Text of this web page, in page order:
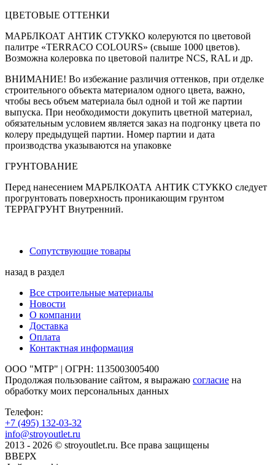
ЦВЕТОВЫЕ ОТТЕНКИ
МАРБЛКОАТ АНТИК СТУККО колеруются по цветовой
палитре «TERRACO COLOURS» (свыше 1000 цветов).
Возможна колеровка по цветовой палитре NCS, RAL и др.
ВНИМАНИЕ! Во избежание различия оттенков, при отделке
строительного объекта материалом одного цвета, важно,
чтобы весь объем материала был одной и той же партии
выпуска. При необходимости докупить цветной материал,
обязательным условием является заказ на подгонку цвета по
колеру предыдущей партии. Номер партии и дата
производства указываются на упаковке
ГРУНТОВАНИЕ
Перед нанесением МАРБЛКОАТА АНТИК СТУККО следует
прогрунтовать поверхность проникающим грунтом
ТЕРРАГРУНТ Внутренний.
Сопутствующие товары
назад в раздел
Все строительные материалы
Новости
О компании
Доставка
Оплата
Контактная информация
ООО "МТР" | ОГРН: 1135003005400
Продолжая пользование сайтом, я выражаю согласие на
обработку моих персональных данных
Телефон:
+7 (495) 132-03-32
info@stroyoutlet.ru
2013 - 2026 © stroyoutlet.ru. Все права защищены
ВВЕРХ